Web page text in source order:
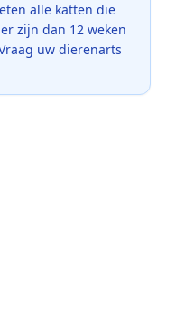
alle katten die
zijn dan 12 weken
uw dierenarts